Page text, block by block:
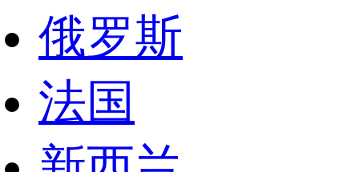
俄罗斯
法国